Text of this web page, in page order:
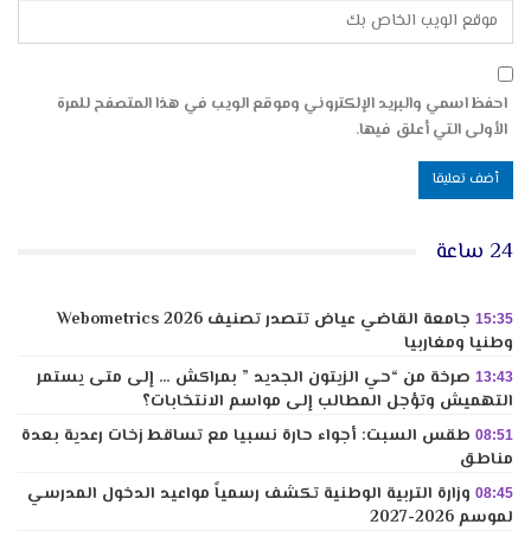
احفظ اسمي والبريد الإلكتروني وموقع الويب في هذا المتصفح للمرة
الأولى التي أعلق فيها.
24 ساعة
15:35
جامعة القاضي عياض تتصدر تصنيف Webometrics 2026
وطنيا ومغاربيا
13:43 صرخة من “حي الزيتون الجديد ” بمراكش … إلى متى يستمر
التهميش وتؤجل المطالب إلى مواسم الانتخابات؟
08:51 طقس السبت: أجواء حارة نسبيا مع تساقط زخات رعدية بعدة
مناطق
08:45 وزارة التربية الوطنية تكشف رسمياً مواعيد الدخول المدرسي
لموسم 2026-2027